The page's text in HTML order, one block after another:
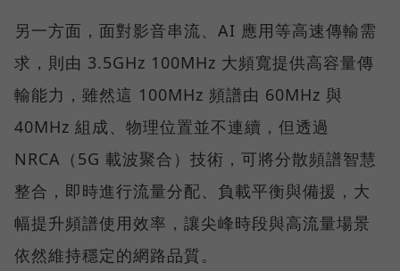
另一方面，面對影音串流、AI 應用等高速傳輸需
求，則由 3.5GHz 100MHz 大頻寬提供高容量傳
輸能力，雖然這 100MHz 頻譜由 60MHz 與
40MHz 組成、物理位置並不連續，但透過
NRCA（5G 載波聚合）技術，可將分散頻譜智慧
整合，即時進行流量分配、負載平衡與備援，大
幅提升頻譜使用效率，讓尖峰時段與高流量場景
依然維持穩定的網路品質。